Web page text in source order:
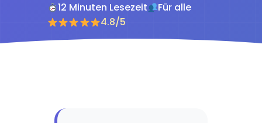
12 Minuten Lesezeit
Für alle
4.8/5